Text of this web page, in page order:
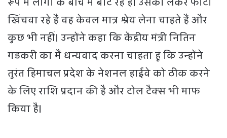
खिंचवा रहे हैं वह केवल मात्र श्रेय लेना चाहते हैं और
कुछ भी नहीं। उन्होंने कहा कि केंद्रीय मंत्री नितिन
गडकरी का मैं धन्यवाद करना चाहता हूं कि उन्होंने
तुरंत हिमाचल प्रदेश के नेशनल हाईवे को ठीक करने
के लिए राशि प्रदान की है और टोल टैक्स भी माफ
किया है।